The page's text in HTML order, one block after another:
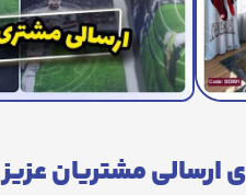
ارسالی مشتریان عزیز